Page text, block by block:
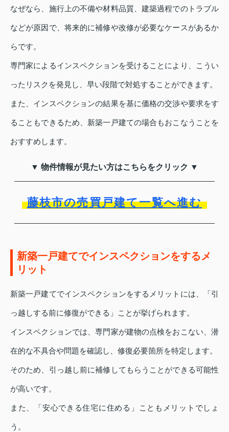
なぜなら、施行上の不備や材料品質、建築過程でのトラブル
などが原因で、将来的に補修や改修が必要なケースがあるか
らです。
専門家によるインスペクションを受けることにより、こうい
ったリスクを発見し、早い段階で対処することができます。
また、インスペクションの結果を基に価格の交渉や要求をす
ることもできるため、新築一戸建ての場合もおこなうことを
おすすめします。
▼ 物件情報が見たい方はこちらをクリック ▼
藤枝市の売買戸建て一覧へ進む
新築一戸建てでインスペクションをするメ
リット
新築一戸建てでインスペクションをするメリットには、「引
っ越しする前に修復ができる」ことが挙げられます。
インスペクションでは、専門家が建物の点検をおこない、潜
在的な不具合や問題を確認し、修復必要箇所を特定します。
そのため、引っ越し前に補修してもらうことができる可能性
が高いです。
また、「安心できる住宅に住める」こともメリットでしょ
う。